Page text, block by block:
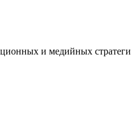
и медийных